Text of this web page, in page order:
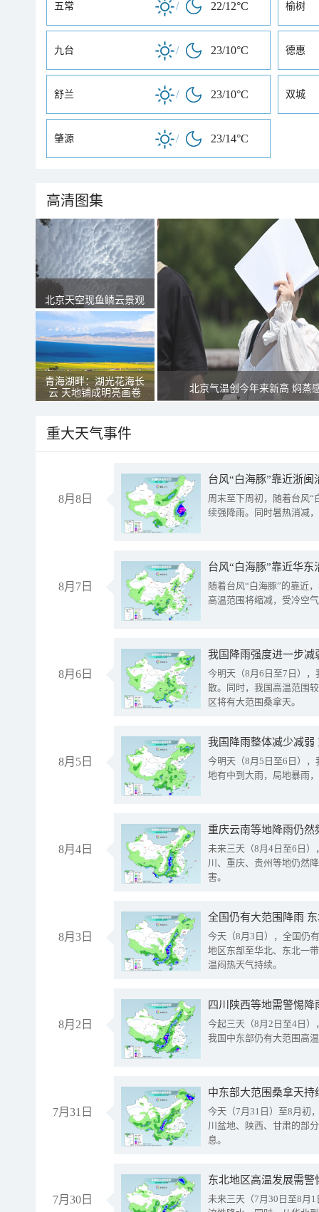
五常 / 22/12°C 榆树
九台 / 23/10°C 德惠
舒兰 / 23/10°C 双城
肇源 / 23/14°C
高清图集
北京天空现鱼鳞云景观
青海湖畔：湖光花海长
云 天地铺成明亮画卷
北京气温创今年来新高 焖蒸
重大天气事件
8月8日
台风“白海豚”靠近浙
周末至下周初，随着台风“
续强降雨。同时暑热消减
8月7日
台风“白海豚”靠近华
随着台风“白海豚”的靠近
高温范围将缩减，受冷空
8月6日
今明天（8月6日至7日）
散。同时，我国高温范围
区将有大范围桑拿天。
8月5日
我国降雨整体减少减弱
今明天（8月5日至6日）
地有中到大雨，局地暴雨
8月4日
重庆云南等地降雨仍然
未来三天（8月4日至6日
川、重庆、贵州等地仍然
害。
8月3日
全国仍有大范围降雨
今天（8月3日），全国仍
地区东部至华北、东北一
温闷热天气持续。
8月2日
今起三天（8月2日至4日
我国中东部仍有大范围高
7月31日
中东部大范围桑拿天
今天（7月31日）至8月初
川盆地、陕西、甘肃的部
息。
7月30日
东北地区高温发展需
未来三天（7月30日至8月